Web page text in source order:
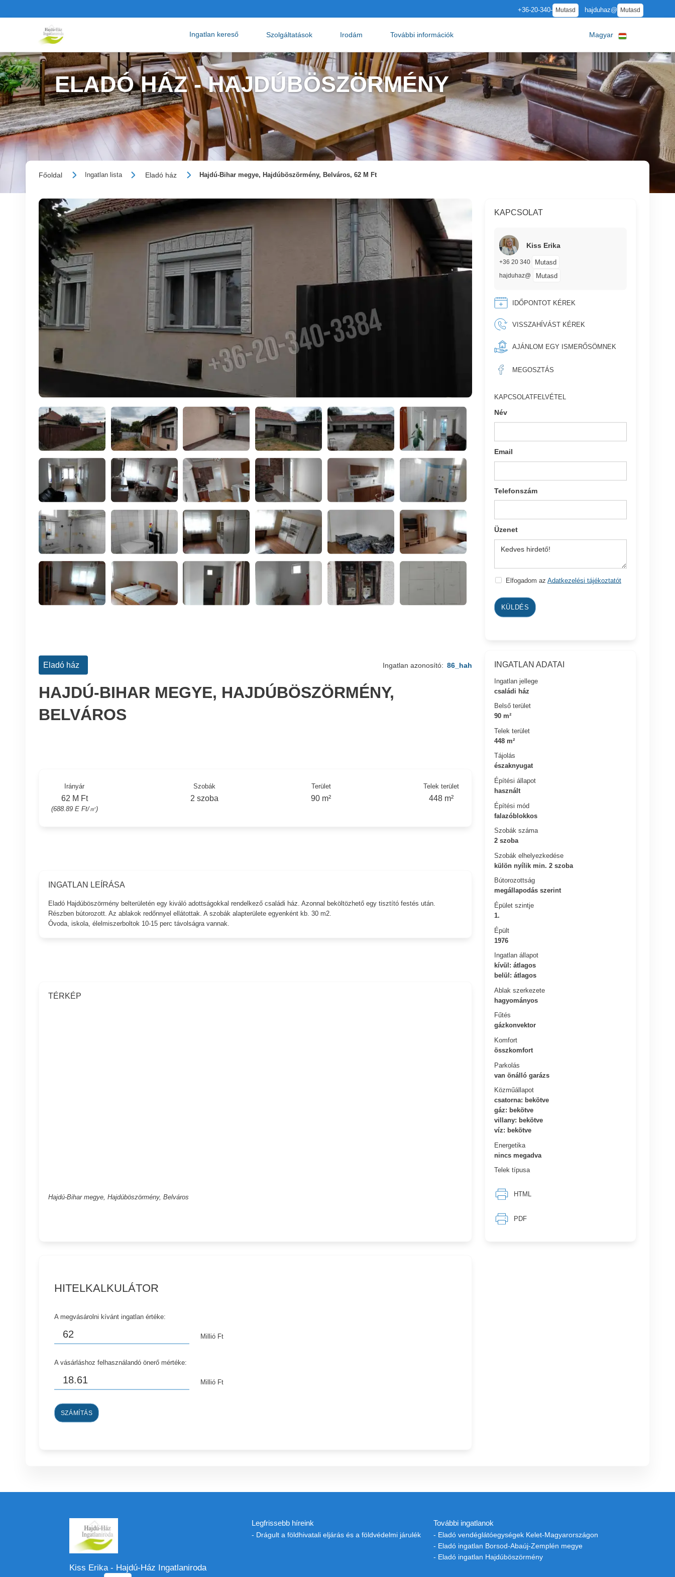
+36-20-340- Mutasd hajduhaz@ Mutasd
Ingatlan kereső Szolgáltatások Irodám További információk Magyar
ELADÓ HÁZ - HAJDÚBÖSZÖRMÉNY
Főoldal Ingatlan lista Eladó ház Hajdú-Bihar megye, Hajdúböszörmény, Belváros, 62 M Ft
KAPCSOLAT
Kiss Erika
+36 20 340 Mutasd
hajduhaz@ Mutasd
IDŐPONTOT KÉREK
VISSZAHÍVÁST KÉREK
AJÁNLOM EGY ISMERŐSÖMNEK
MEGOSZTÁS
KAPCSOLATFELVÉTEL
Név
Email
Telefonszám
Üzenet
Elfogadom az Adatkezelési tájékoztatót
KÜLDÉS
INGATLAN ADATAI
Ingatlan jellege
családi ház
Belső terület
90 m²
Telek terület
448 m²
Tájolás
északnyugat
Építési állapot
használt
Építési mód
falazóblokkos
Szobák száma
2 szoba
Szobák elhelyezkedése
külön nyílik min. 2 szoba
Bútorozottság
megállapodás szerint
Épület szintje
1.
Épült
1976
Ingatlan állapot
kívül: átlagos
belül: átlagos
Ablak szerkezete
hagyományos
Fűtés
gázkonvektor
Komfort
összkomfort
Parkolás
van önálló garázs
Közműállapot
csatorna: bekötve
gáz: bekötve
villany: bekötve
víz: bekötve
Energetika
nincs megadva
Telek típusa
HTML
PDF
Eladó ház Ingatlan azonosító: 86_hah
HAJDÚ-BIHAR MEGYE, HAJDÚBÖSZÖRMÉNY,
BELVÁROS
Irányár
62 M Ft
(688.89 E Ft/㎡)
Szobák
2 szoba
Terület
90 m²
Telek terület
448 m²
INGATLAN LEÍRÁSA
Eladó Hajdúböszörmény belterületén egy kiváló adottságokkal rendelkező családi ház. Azonnal beköltözhető egy tisztító festés után.
Részben bútorozott. Az ablakok redőnnyel ellátottak. A szobák alapterülete egyenként kb. 30 m2.
Óvoda, iskola, élelmiszerboltok 10-15 perc távolságra vannak.
TÉRKÉP
Hajdú-Bihar megye, Hajdúböszörmény, Belváros
HITELKALKULÁTOR
A megvásárolni kívánt ingatlan értéke:
Millió Ft
A vásárláshoz felhasználandó önerő mértéke:
Millió Ft
SZÁMÍTÁS
Kiss Erika - Hajdú-Ház Ingatlaniroda
Legfrissebb híreink
- Drágult a földhivatali eljárás és a földvédelmi járulék
További ingatlanok
- Eladó vendéglátóegységek Kelet-Magyarországon
- Eladó ingatlan Borsod-Abaúj-Zemplén megye
- Eladó ingatlan Hajdúböszörmény